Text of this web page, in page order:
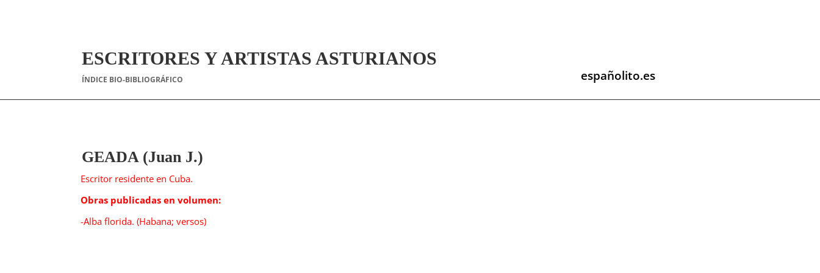
ESCRITORES Y ARTISTAS ASTURIANOS
ÍNDICE BIO-BIBLIOGRÁFICO españolito.es
GEADA (Juan J.)
Escritor residente en Cuba.
Obras publicadas en volumen:
-Alba florida. (Habana; versos)